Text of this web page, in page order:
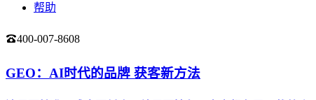
帮助
400-007-8608
GEO：AI时代的品牌 获客新方法